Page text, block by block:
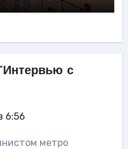
с
6:56
метро